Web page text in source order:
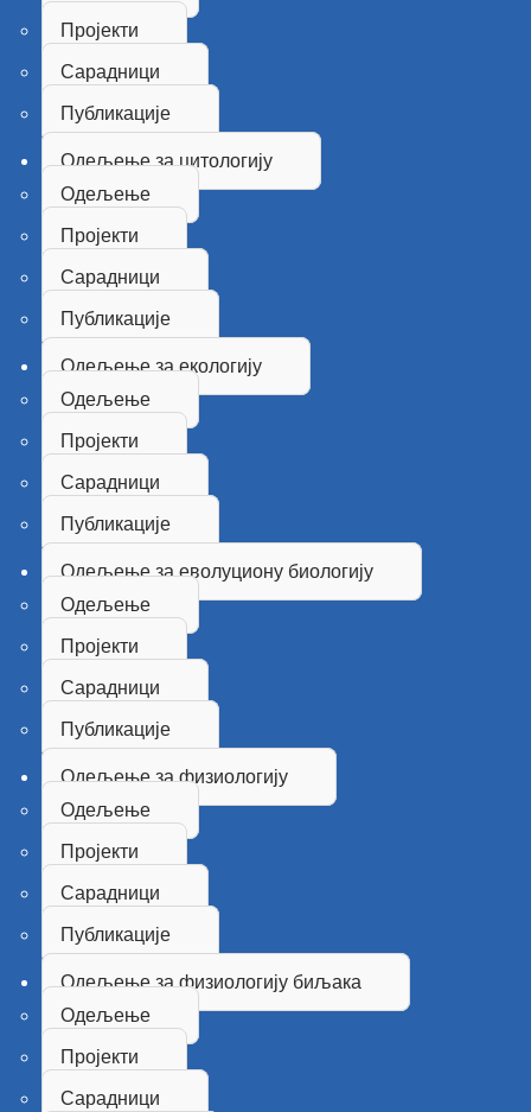
Пројекти
Сарадници
Публикације
Одељење за цитологију
Одељење
Пројекти
Сарадници
Публикације
Одељење за екологију
Одељење
Пројекти
Сарадници
Публикације
Одељење за еволуциону биологију
Одељење
Пројекти
Сарадници
Публикације
Одељење за физиологију
Одељење
Пројекти
Сарадници
Публикације
Одељење за физиологију биљака
Одељење
Пројекти
Сарадници